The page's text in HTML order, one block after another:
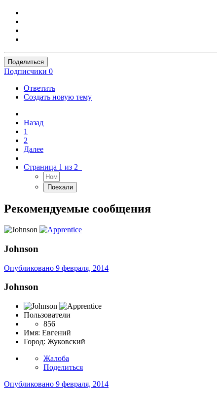
Поделиться
Подписчики 0
Ответить
Создать новую тему
Назад
1
2
Далее
Страница 1 из 2
Рекомендуемые сообщения
Johnson
Опубликовано 9 февраля, 2014
Johnson
Пользователи
856
Имя: Евгений
Город: Жуковский
Жалоба
Поделиться
Опубликовано 9 февраля, 2014